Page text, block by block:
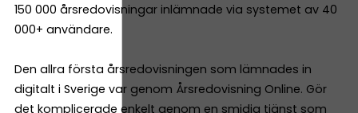
150 000 årsredovisningar inlämnade via systemet av 40
000+ användare.
Den allra första årsredovisningen som lämnades in
digitalt i Sverige var genom Årsredovisning Online. Gör
det komplicerade enkelt genom en smidig tjänst som